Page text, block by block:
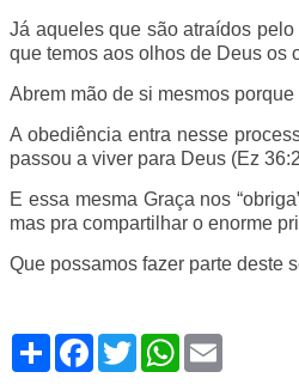
Já aqueles que são atraídos
que temos aos olhos de Deus os
Abrem mão de si mesmos
A obediência entra nesse
passou a viver para Deus (Ez
E essa mesma Graça nos
mas pra compartilhar o enorme
Que possamos fazer parte deste
Compartilhe
Facebook
TwitterWhatsApp